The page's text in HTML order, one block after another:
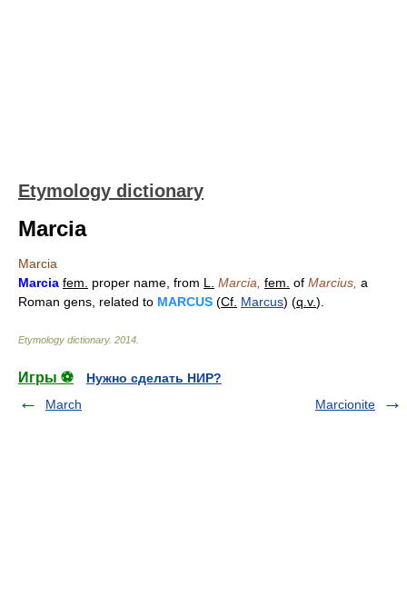
Etymology dictionary
Marcia
Marcia
Marcia fem. proper name, from L. Marcia, fem. of Marcius, a
Roman gens, related to MARCUS (Cf. Marcus) (q.v.).
Etymology dictionary. 2014
Игры ⚽
Нужно сделать НИР?
March
Marcionite